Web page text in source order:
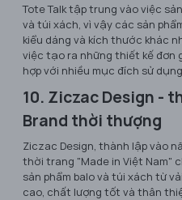
Tote Talk tập trung vào việc
và túi xách, vì vậy các sản
kiểu dáng và kích thước khác
việc tạo ra những thiết kế đơn
hợp với nhiều mục đích sử
10. Ziczac Design -
Brand thời thượng
Ziczac Design, thành lập vào
thời trang "Made in Việt Nam"
sản phẩm balo và túi xách từ
cao, chất lượng tốt và thân